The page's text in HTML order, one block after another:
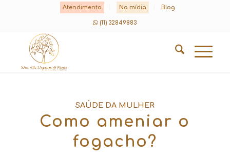
Atendimento Na mídia Blog
(11) 32849883
SAÚDE DA MULHER
Como ameniar o
fogacho?